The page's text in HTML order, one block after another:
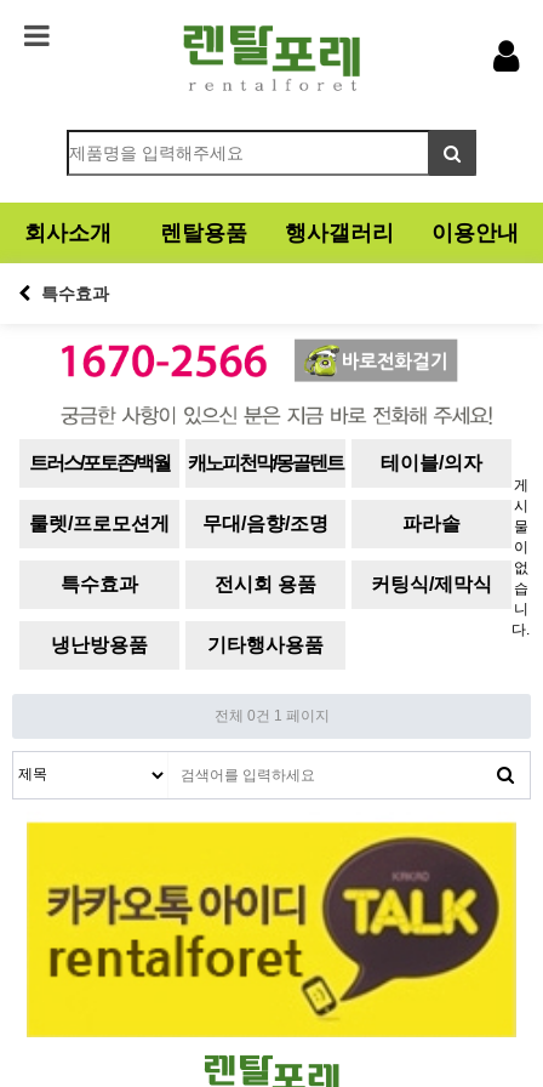
회사소개 렌탈용품 행사갤러리 이용안내
특수효과
트러스/포토존/백월 캐노피천막/몽골텐트 테이블/의자
룰렛/프로모션게
임기
무대/음향/조명 파라솔
특수효과 전시회 용품 커팅식/제막식
냉난방용품 기타행사용품
게
시
물
이
없
습
니
다.
전체 0건 1 페이지